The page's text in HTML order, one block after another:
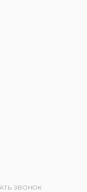
ЗВОНОК